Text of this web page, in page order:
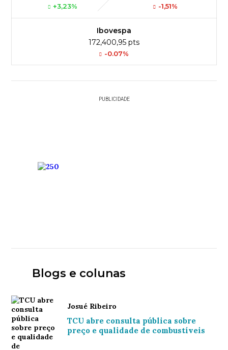
+3,23% -1,51%
Ibovespa
172,400,95 pts
-0.07%
PUBLICIDADE
Blogs e colunas
Josué Ribeiro
TCU abre consulta pública sobre
preço e qualidade de combustíveis